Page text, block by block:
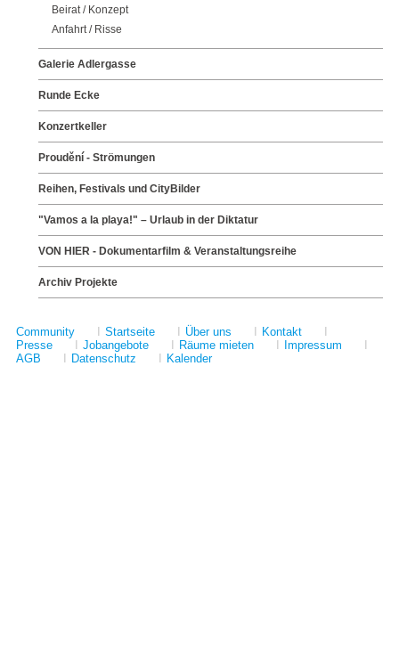
Beirat / Konzept
Anfahrt / Risse
Galerie Adlergasse
Runde Ecke
Konzertkeller
Proudění - Strömungen
Reihen, Festivals und CityBilder
"Vamos a la playa!" – Urlaub in der Diktatur
VON HIER - Dokumentarfilm & Veranstaltungsreihe
Archiv Projekte
Community Startseite Über uns Kontakt
Presse
Jobangebote Räume mieten Impressum
AGB
Datenschutz Kalender